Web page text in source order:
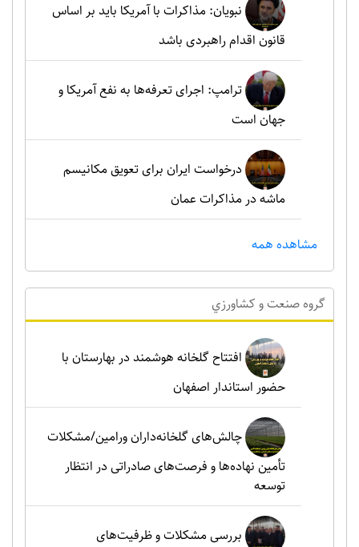
نبویان: مذاکرات با آمریکا باید بر اساس
قانون اقدام راهبردی باشد
ترامپ: اجرای تعرفه‌ها به نفع آمریکا و
جهان است
درخواست ایران برای تعویق مکانیسم
ماشه در مذاکرات عمان
مشاهده همه
گروه صنعت و کشاورزي
افتتاح گلخانه هوشمند در بهارستان با
حضور استاندار اصفهان
چالش‌های گلخانه‌داران ورامین/مشکلات
تأمین نهاده‌ها و فرصت‌های صادراتی در انتظار
توسعه
بررسی مشکلات و ظرفیت‌های